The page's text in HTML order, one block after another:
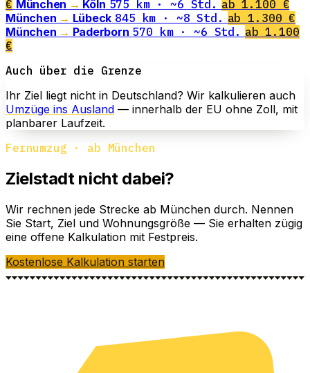
€ München → Köln 575 km · ~6 Std. ab 1.100 €
München → Lübeck 845 km · ~8 Std. ab 1.300 €
München → Paderborn 570 km · ~6 Std. ab 1.100
€
Auch über die Grenze
Ihr Ziel liegt nicht in Deutschland? Wir kalkulieren auch
Umzüge ins Ausland — innerhalb der EU ohne Zoll, mit
planbarer Laufzeit.
Fernumzug · ab München
Zielstadt nicht dabei?
Wir rechnen jede Strecke ab München durch. Nennen
Sie Start, Ziel und Wohnungsgröße — Sie erhalten zügig
eine offene Kalkulation mit Festpreis.
Kostenlose Kalkulation starten